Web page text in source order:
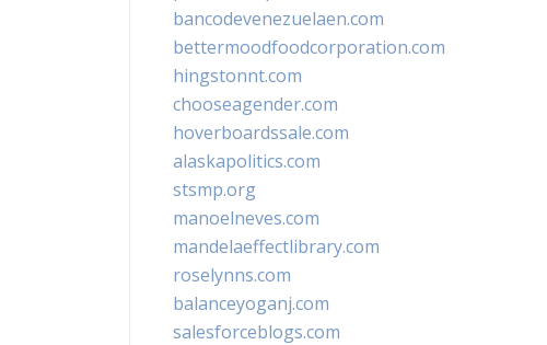
bancodevenezuelaen.com
bettermoodfoodcorporation.com
hingstonnt.com
chooseagender.com
hoverboardssale.com
alaskapolitics.com
stsmp.org
manoelneves.com
mandelaeffectlibrary.com
roselynns.com
balanceyoganj.com
salesforceblogs.com